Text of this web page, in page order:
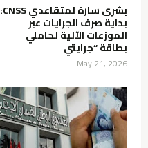
بشرى سارة لمتقاعدي CNSS:
بداية صرف الجرايات عبر
الموزعات الآلية لحاملي
بطاقة “جرايتي
May 21, 2026